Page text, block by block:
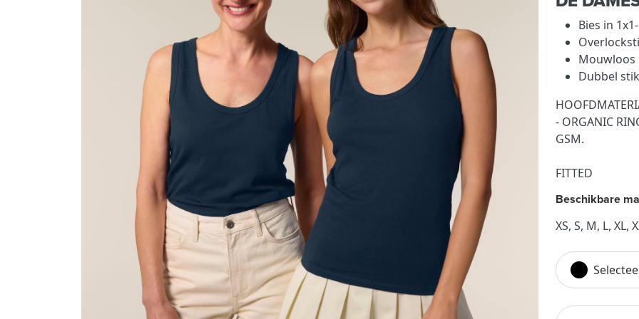
Bies in
Mouwloos
Dubbel
- ORGANIC
GSM.
FITTED
Beschikbare
XS, S, M, L, XL,